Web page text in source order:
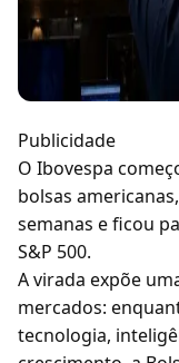
Publicidade
O Ibovespa
bolsas
semanas e ficou
S&P 500.
A virada expõe
mercados:
tecnologia,